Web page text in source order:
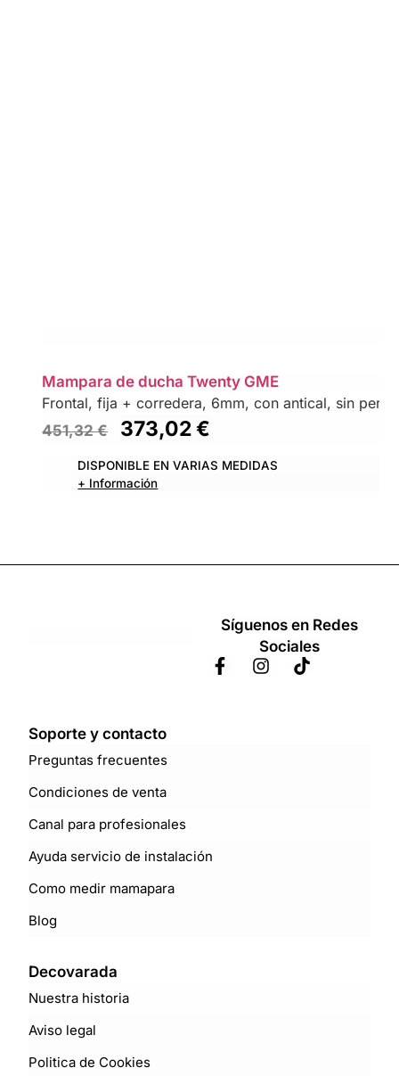
Mampara de ducha Twenty GME
Frontal, fija + corredera, 6mm, con antical, sin
451,32€ 373,02€
DISPONIBLE EN VARIAS MEDIDAS
+ Información
Síguenos en Redes
Sociales
Soporte y contacto
Preguntas frecuentes
Condiciones de venta
Canal para profesionales
Ayuda servicio de instalación
Como medir mamapara
Blog
Decovarada
Nuestra historia
Aviso legal
Politica de Cookies